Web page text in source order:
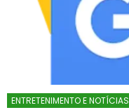
ENTRETENIMENTO E NOTÍCIAS